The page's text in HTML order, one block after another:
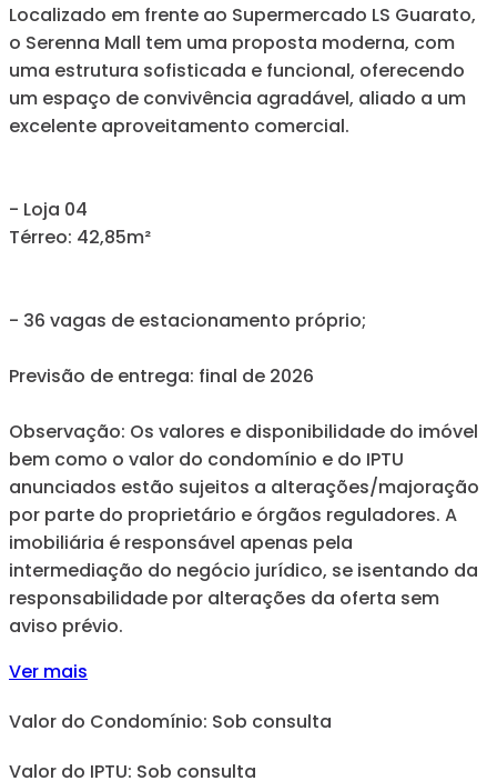
Localizado em frente ao Supermercado LS Guarato,
o Serenna Mall tem uma proposta moderna, com
uma estrutura sofisticada e funcional, oferecendo
um espaço de convivência agradável, aliado a um
excelente aproveitamento comercial.
- Loja 04
Térreo: 42,85m²
- 36 vagas de estacionamento próprio;
Previsão de entrega: final de 2026
Observação: Os valores e disponibilidade do imóvel
bem como o valor do condomínio e do IPTU
anunciados estão sujeitos a alterações/majoração
por parte do proprietário e órgãos reguladores. A
imobiliária é responsável apenas pela
intermediação do negócio jurídico, se isentando da
responsabilidade por alterações da oferta sem
aviso prévio.
Ver mais
Valor do Condomínio: Sob consulta
Valor do IPTU: Sob consulta